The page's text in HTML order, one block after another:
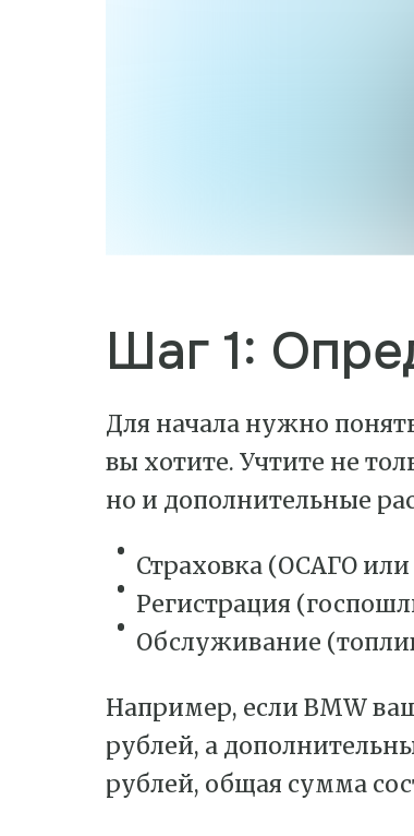
Шаг 1:
Для начала нужно
вы хотите. Учтите не
но и дополнительные
Страховка (ОСАГО
Регистрация
Обслуживание
Например, если BMW
рублей, а
рублей, общая сумма